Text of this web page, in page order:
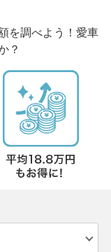
を調べよう！愛車
？